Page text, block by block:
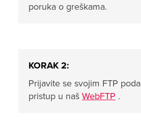
poruka o greškama.
KORAK 2:
Prijavite se svojim FTP
pristup u naš WebFTP .